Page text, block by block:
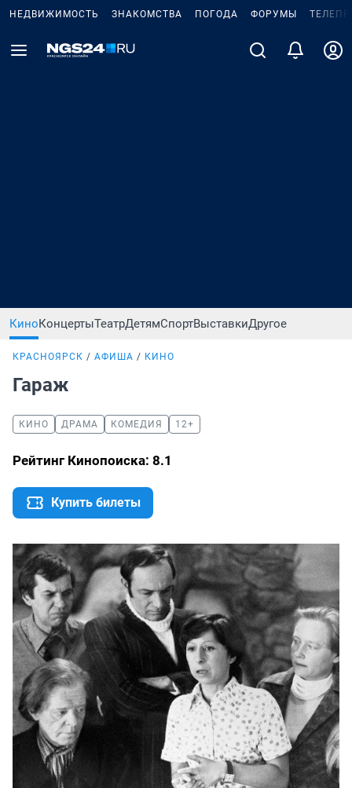
НЕДВИЖИМОСТЬ ЗНАКОМСТВА ПОГОДА ФОРУМЫ
КиноКонцертыТеатрДетямСпортВыставкиДругое
КРАСНОЯРСК АФИША КИНО
Гараж
КИНО ДРАМА КОМЕДИЯ 12+
Рейтинг Кинопоиска: 8.1
Купить билеты